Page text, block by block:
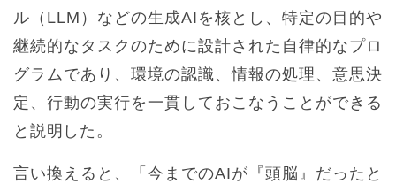
ル（LLM）などの生成AIを核とし、特定の目的や
継続的なタスクのために設計された自律的なプロ
グラムであり、環境の認識、情報の処理、意思決
定、行動の実行を一貫しておこなうことができる
と説明した。
言い換えると、「今までのAIが『頭脳』だったと